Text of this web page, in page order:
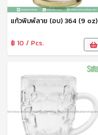
แก้วพิมพ์ลาย (อบ) 364 (9 oz)
฿ 10 / Pcs.